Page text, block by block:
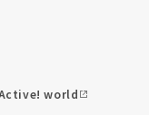
world